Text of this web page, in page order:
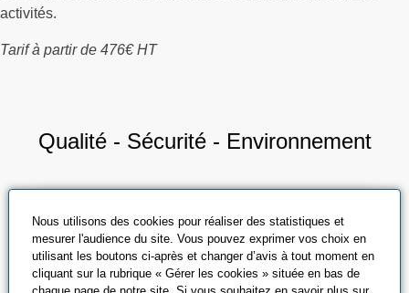
activités.
Tarif à partir de 476€ HT
Qualité - Sécurité - Environnement
Nous utilisons des cookies pour réaliser des statistiques et
mesurer l'audience du site. Vous pouvez exprimer vos choix en
utilisant les boutons ci-après et changer d’avis à tout moment en
cliquant sur la rubrique « Gérer les cookies » située en bas de
chaque page de notre site. Si vous souhaitez en savoir plus sur